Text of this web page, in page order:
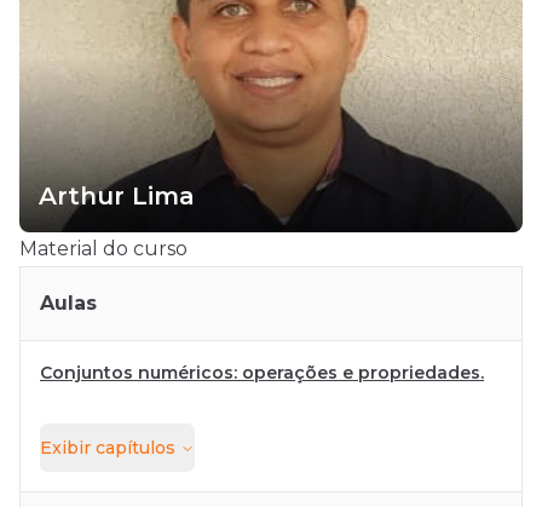
Arthur Lima
Material do curso
Aulas
Conjuntos numéricos: operações e propriedades.
Exibir capítulos